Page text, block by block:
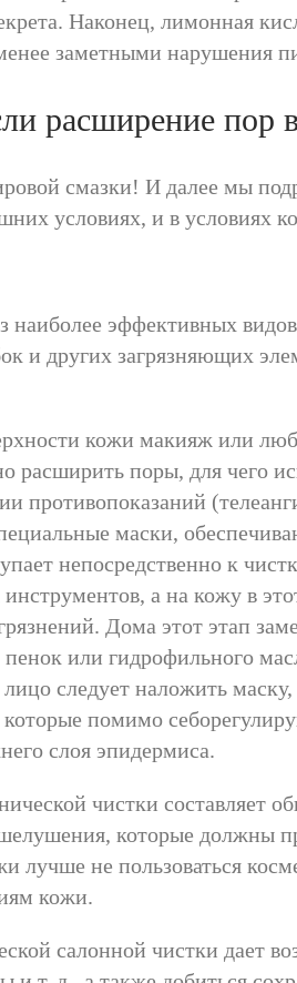
Наконец, лимонная
заметными нарушения
расширение пор
смазки! И далее мы
условиях, и в условиях
наиболее эффективных
и других загрязняющих
кожи макияж или
расширить поры, для чего
противопоказаний
маски,
непосредственно к
а на кожу в
Дома этот этап
или гидрофильного
следует наложить
помимо
слоя эпидермиса.
чистки составляет
которые должны
лучше не пользоваться
кожи.
салонной чистки дает